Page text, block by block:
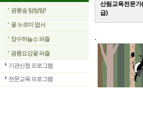
광릉숲 탐탐탐!
꽃 누르미 엽서
장수하늘소 퍼즐
광릉요강꽃 퍼즐
기관신청 프로그램
전문교육 프로그램
산림교육전문
급)
.